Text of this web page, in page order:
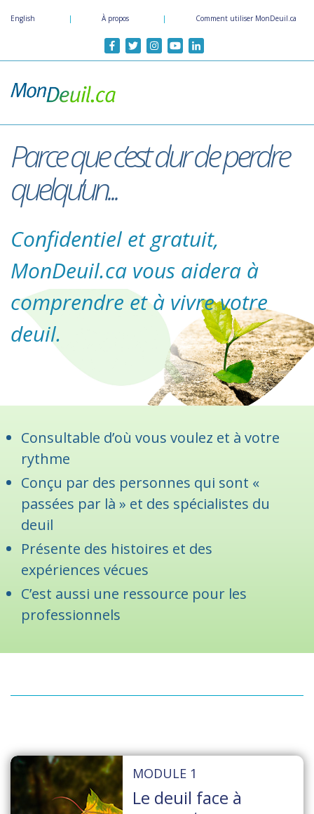
English | À propos | Comment utiliser MonDeuil.ca
Parce que c’est dur de perdre
quelqu’un...
Confidentiel et gratuit,
MonDeuil.ca vous aidera à
comprendre et à vivre votre
deuil.
Consultable d’où vous voulez et à votre
rythme
Conçu par des personnes qui sont «
passées par là » et des spécialistes du
deuil
Présente des histoires et des
expériences vécues
C’est aussi une ressource pour les
professionnels
MODULE 1
Le deuil face à